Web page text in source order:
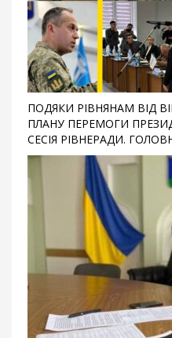
ПОДЯКИ РІВНЯНАМ ВІД
ПЛАНУ ПЕРЕМОГИ
СЕСІЯ РІВНЕРАДИ.